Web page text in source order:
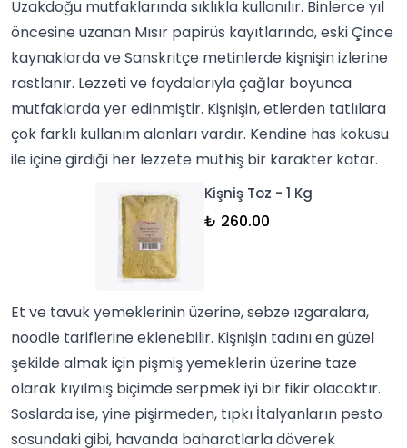
Uzakdoğu mutfaklarında sıklıkla kullanılır. Binlerce yıl
öncesine uzanan Mısır papirüs kayıtlarında, eski Çince
kaynaklarda ve Sanskritçe metinlerde kişnişin izlerine
rastlanır. Lezzeti ve faydalarıyla çağlar boyunca
mutfaklarda yer edinmiştir. Kişnişin, etlerden tatlılara
çok farklı kullanım alanları vardır. Kendine has kokusu
ile içine girdiği her lezzete müthiş bir karakter katar.
Kişniş Toz - 1 Kg
₺ 260.00
Et ve tavuk yemeklerinin üzerine,sebze ızgaralara,
noodle tariflerine eklenebilir. Kişnişin tadını en güzel
şekilde almak için pişmiş yemeklerin üzerine taze
olarak kıyılmış biçimde serpmek iyi bir fikir olacaktır.
Soslarda ise, yine pişirmeden, tıpkı İtalyanların pesto
sosundaki gibi, havanda baharatlarla döverek